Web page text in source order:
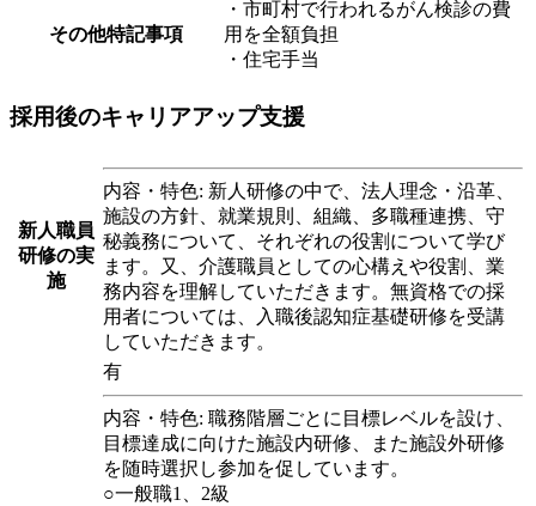
その他特記事項
・市町村で行われるがん検診の費
用を全額負担
・住宅手当
採用後のキャリアアップ支援
新人職員
研修の実
施
内容・特色: 新人研修の中で、法人理念・沿革、
施設の方針、就業規則、組織、多職種連携、守
秘義務について、それぞれの役割について学び
ます。又、介護職員としての心構えや役割、業
務内容を理解していただきます。無資格での採
用者については、入職後認知症基礎研修を受講
していただきます。
有
内容・特色: 職務階層ごとに目標レベルを設け、
目標達成に向けた施設内研修、また施設外研修
を随時選択し参加を促しています。
○一般職1、2級